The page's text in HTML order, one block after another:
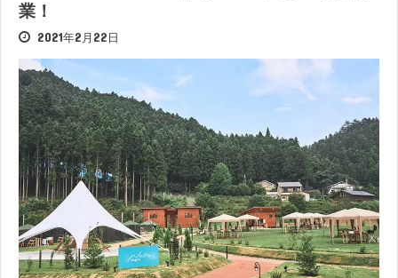
業！
2021年2月22日